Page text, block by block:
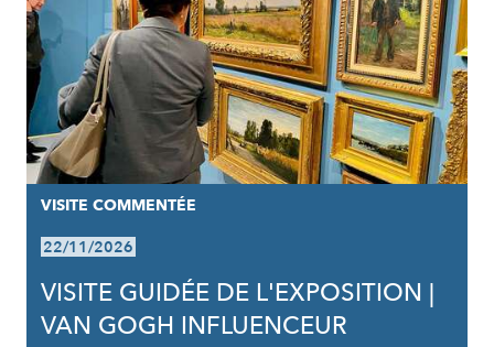
VISITE COMMENTÉE
22/11/2026
VISITE GUIDÉE DE L'EXPOSITION |
VAN GOGH INFLUENCEUR